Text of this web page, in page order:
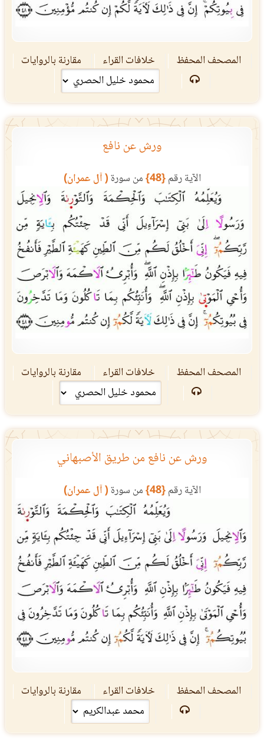
المصحف المحفظ خلافات القراء مقارنة بالروايات
ورش عن نافع
الآية رقم{48} من سورة( آل عمران)
المصحف المحفظ خلافات القراء مقارنة بالروايات
ورش عن نافع من طريق الأصبهاني
الآية رقم{48} من سورة( آل عمران)
المصحف المحفظ خلافات القراء مقارنة بالروايات